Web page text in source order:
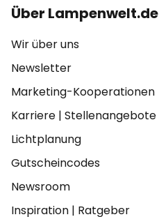
Über Lampenwelt.de
Wir über uns
Newsletter
Marketing-Kooperationen
Karriere | Stellenangebote
Lichtplanung
Gutscheincodes
Newsroom
Inspiration | Ratgeber